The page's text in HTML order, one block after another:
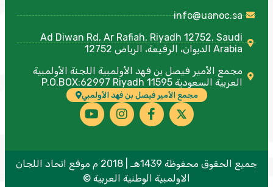
info@uanoc.sa
Ad Diwan Rd, Ar Rafiah, Riyadh 12752, Saudi
Arabia الديوان، الرفيعة، الرياض 12752
مجمع الأمير فيصل بن فهد الأولمبية اللجنة الأولمبية
العربية السعودية P.O.BOX:62997 Riyadh 11595
مجمع الأمير فيصل بن فهد الأولمبي
جميع الحقوق محفوظة 1439هـ | 2018 م موقع اتحاد اللجان
الاولمبية الوطنية العربية ©